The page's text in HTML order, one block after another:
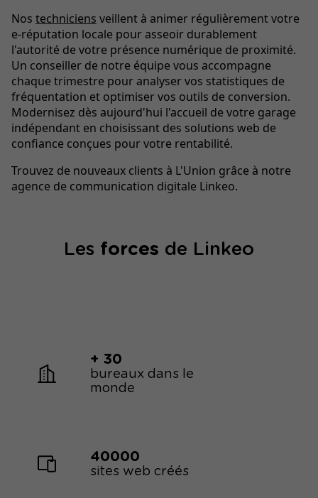
Nos techniciens veillent à animer régulièrement votre
e-réputation locale pour asseoir durablement
l'autorité de votre présence numérique de proximité.
Un conseiller de notre équipe vous accompagne
chaque trimestre pour analyser vos statistiques de
fréquentation et optimiser vos outils de conversion.
Modernisez dès aujourd'hui l'accueil de votre garage
indépendant en choisissant des solutions web de
confiance conçues pour votre rentabilité.
Trouvez de nouveaux clients à L'Union grâce à notre
agence de communication digitale Linkeo.
Les forces de Linkeo
+ 30
bureaux dans le
monde
40000
sites web créés